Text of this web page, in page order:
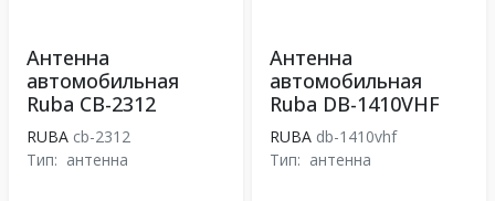
Антенна
автомобильная
Ruba CB-2312
RUBA cb-2312
Тип: антенна
Антенна
автомобильная
Ruba DB-1410VHF
RUBA db-1410vhf
Тип: антенна